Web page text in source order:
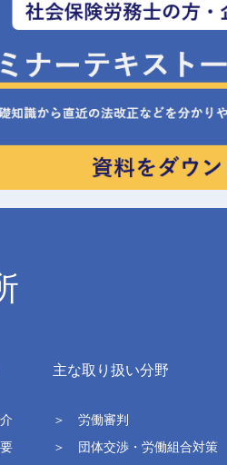
主な取り扱い分野
＞ 労働審判
＞ 団体交渉・労働組合対策